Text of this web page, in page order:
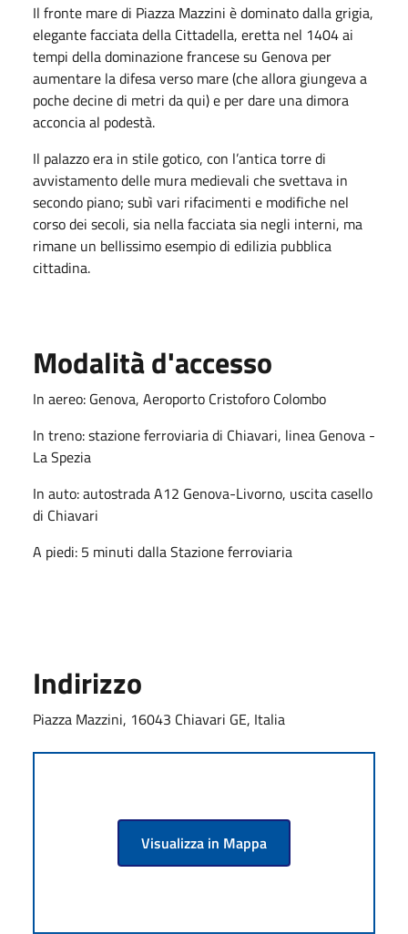
Il fronte mare di Piazza Mazzini è dominato dalla grigia,
elegante facciata della Cittadella, eretta nel 1404 ai
tempi della dominazione francese su Genova per
aumentare la difesa verso mare (che allora giungeva a
poche decine di metri da qui) e per dare una dimora
acconcia al podestà.
Il palazzo era in stile gotico, con l’antica torre di
avvistamento delle mura medievali che svettava in
secondo piano; subì vari rifacimenti e modifiche nel
corso dei secoli, sia nella facciata sia negli interni, ma
rimane un bellissimo esempio di edilizia pubblica
cittadina.
Modalità d'accesso
In aereo: Genova, Aeroporto Cristoforo Colombo
In treno: stazione ferroviaria di Chiavari, linea Genova -
La Spezia
In auto: autostrada A12 Genova-Livorno, uscita casello
di Chiavari
A piedi: 5 minuti dalla Stazione ferroviaria
Indirizzo
Piazza Mazzini, 16043 Chiavari GE, Italia
Visualizza in Mappa